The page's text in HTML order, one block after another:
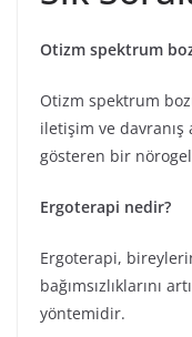
Otizm spektrum
Otizm spektrum
iletişim ve
gösteren bir
Ergoterapi nedir?
Ergoterapi,
bağımsızlıklarını
yöntemidir.